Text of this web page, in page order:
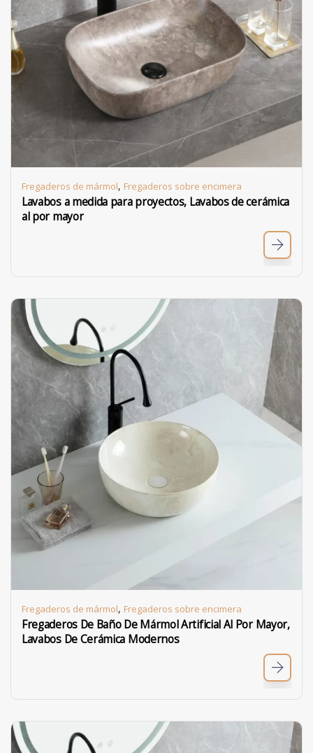
Fregaderos de mármol, Fregaderos sobre encimera
Lavabos a medida para proyectos, Lavabos de cerámica
al por mayor
Fregaderos de mármol, Fregaderos sobre encimera
Fregaderos De Baño De Mármol Artificial Al Por Mayor,
Lavabos De Cerámica Modernos